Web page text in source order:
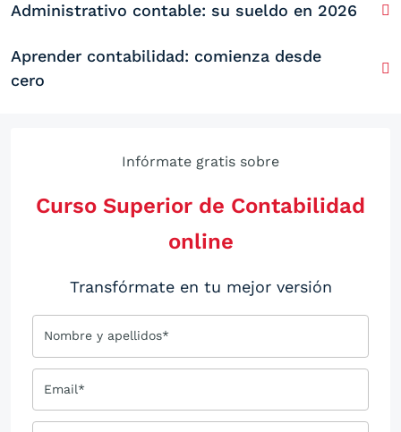
Administrativo contable: su sueldo en 2026
Aprender contabilidad: comienza desde
cero
Infórmate gratis sobre
Curso Superior de Contabilidad
online
Transfórmate en tu mejor versión
Nombre y apellidos*
Email*